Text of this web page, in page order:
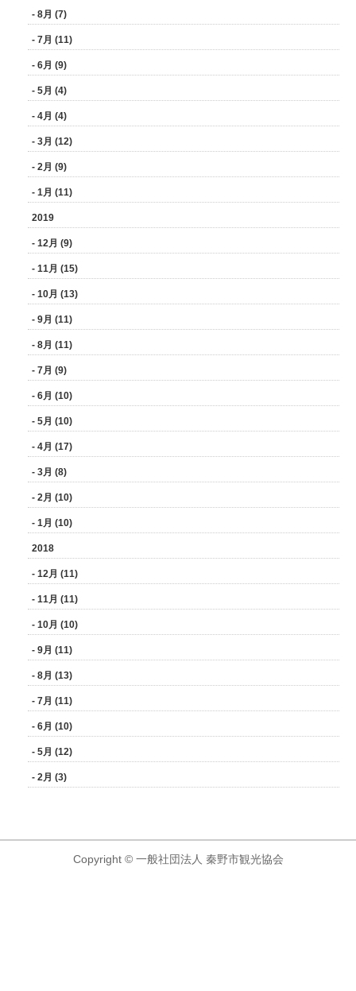
- 8月 (7)
- 7月 (11)
- 6月 (9)
- 5月 (4)
- 4月 (4)
- 3月 (12)
- 2月 (9)
- 1月 (11)
2019
- 12月 (9)
- 11月 (15)
- 10月 (13)
- 9月 (11)
- 8月 (11)
- 7月 (9)
- 6月 (10)
- 5月 (10)
- 4月 (17)
- 3月 (8)
- 2月 (10)
- 1月 (10)
2018
- 12月 (11)
- 11月 (11)
- 10月 (10)
- 9月 (11)
- 8月 (13)
- 7月 (11)
- 6月 (10)
- 5月 (12)
- 2月 (3)
Copyright © 一般社団法人 秦野市観光協会